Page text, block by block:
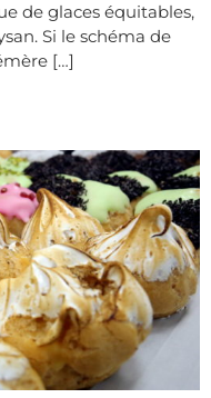
de glaces équitables,
Si le schéma de
[…]